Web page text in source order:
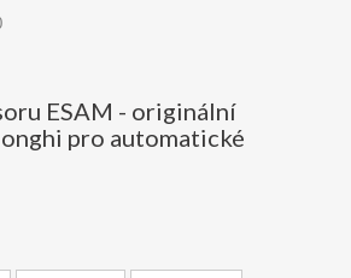
ESAM - originální
pro automatické